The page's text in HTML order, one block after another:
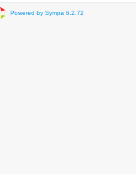
Powered by Sympa 6.2.72